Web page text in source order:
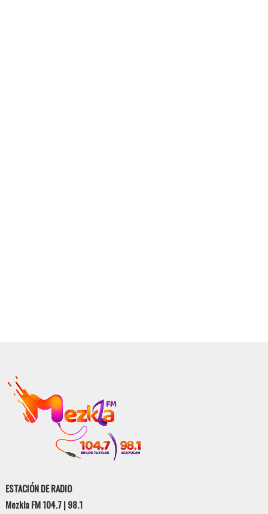
ESTACIÓN DE RADIO
Mezkla FM 104.7 | 98.1